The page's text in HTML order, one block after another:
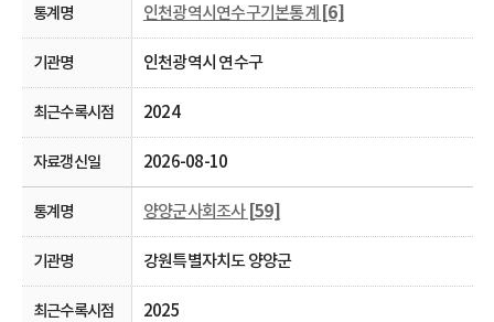
인천광역시연수구기본통계 [6]
인천광역시 연수구
2024
2026-08-10
양양군사회조사 [59]
강원특별자치도 양양군
2025